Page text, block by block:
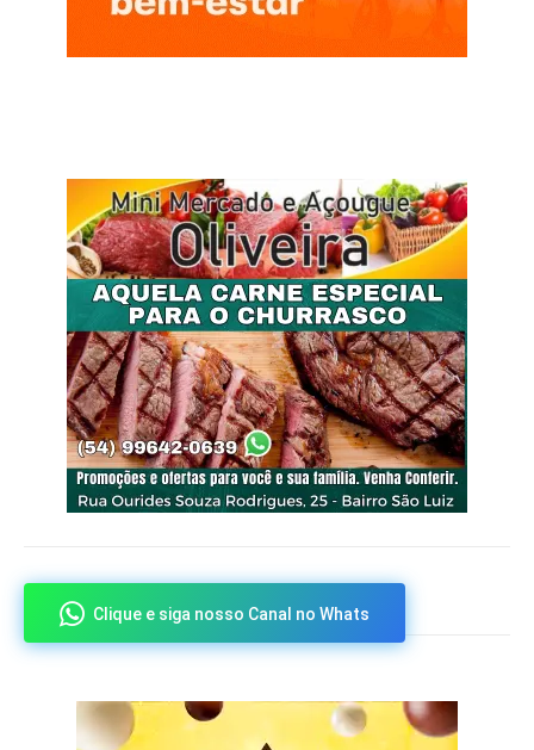
Clique e siga nosso Canal no Whats